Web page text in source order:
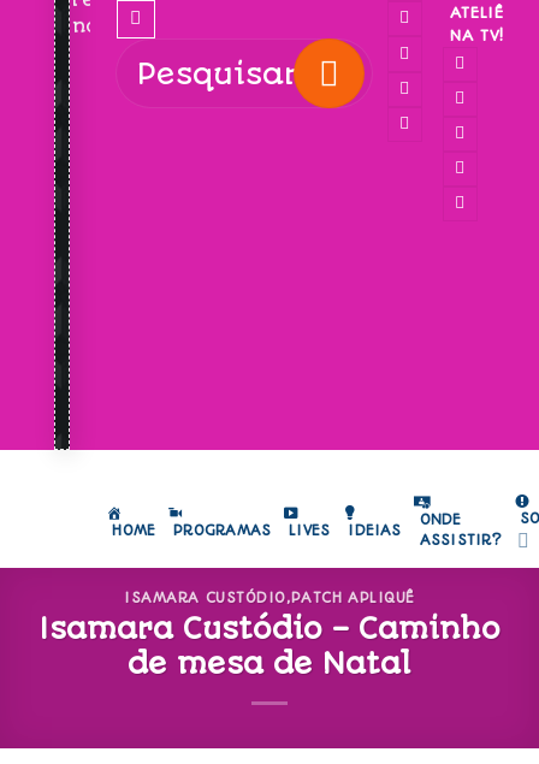
novidades!
ATELIÊ
NA TV!
HOME PROGRAMAS LIVES IDEIAS
ONDE
ASSISTIR?
ISAMARA CUSTÓDIO, PATCH APLIQUÊ
Isamara Custódio – Caminho
de mesa de Natal